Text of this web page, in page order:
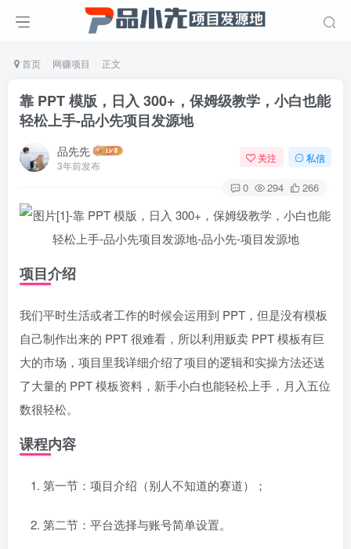
首页 网赚项目 正文
靠 PPT 模版，日入 300+，保姆级教学，小白也能
轻松上手-品小先项目发源地
品先先
3年前发布
关注 私信
0 294 266
项目介绍
我们平时生活或者工作的时候会运用到 PPT，但是没有模板
自己制作出来的 PPT 很难看，所以利用贩卖 PPT 模板有巨
大的市场，项目里我详细介绍了项目的逻辑和实操方法还送
了大量的 PPT 模板资料，新手小白也能轻松上手，月入五位
数很轻松。
课程内容
第一节：项目介绍（别人不知道的赛道）；
第二节：平台选择与账号简单设置。